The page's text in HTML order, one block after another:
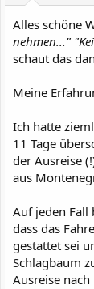
Alles schöne
nehmen..."
schaut das
Meine
Ich hatte
11 Tage
der Ausreise
aus
Auf jeden Fall
dass das
gestattet sei
Schlagbaum
Ausreise